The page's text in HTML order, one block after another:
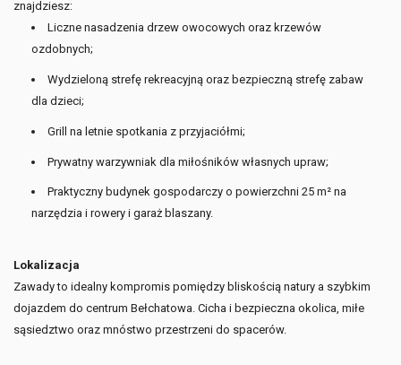
znajdziesz:
Liczne nasadzenia drzew owocowych oraz krzewów
ozdobnych;
Wydzieloną strefę rekreacyjną oraz bezpieczną strefę zabaw
dla dzieci;
Grill na letnie spotkania z przyjaciółmi;
Prywatny warzywniak dla miłośników własnych upraw;
Praktyczny budynek gospodarczy o powierzchni 25 m² na
narzędzia i rowery i garaż blaszany.
Lokalizacja
Zawady to idealny kompromis pomiędzy bliskością natury a szybkim
dojazdem do centrum Bełchatowa. Cicha i bezpieczna okolica, miłe
sąsiedztwo oraz mnóstwo przestrzeni do spacerów.